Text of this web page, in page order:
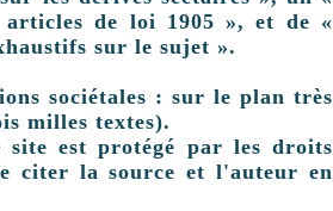
de loi 1905 », et de «
sur le sujet ».
sociétales : sur le plan très
milles textes).
site est protégé par les droits
citer la source et l'auteur en